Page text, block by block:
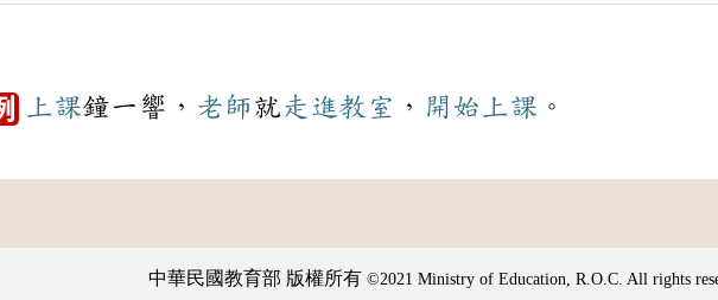
上課鐘一響， 老師就走進教室 ， 開始 上課 。
中華民國教育部 版權所有 ©2021 Ministry of Education, R.O.C. All rights